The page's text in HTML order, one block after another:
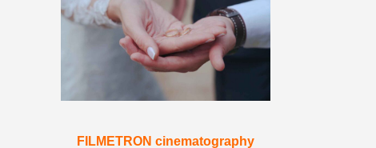
FILMETRON cinematography